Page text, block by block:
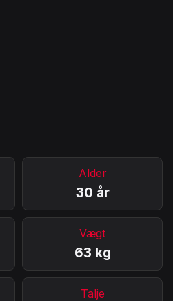
Alder
30 år
Vægt
63 kg
Talje